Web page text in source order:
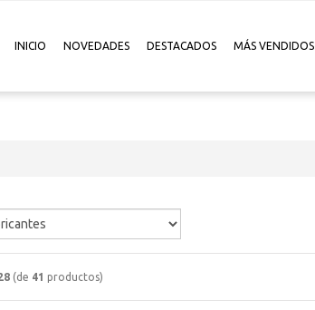
INICIO NOVEDADES DESTACADOS MÁS VENDIDOS
(de 41 productos)